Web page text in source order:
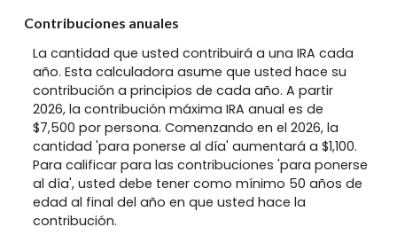
Contribuciones anuales
La cantidad que usted contribuirá a una IRA cada
año. Esta calculadora asume que usted hace su
contribución a principios de cada año. A partir
2026, la contribución máxima IRA anual es de
$7,500 por persona. Comenzando en el 2026, la
cantidad 'para ponerse al día' aumentará a $1,100.
Para calificar para las contribuciones 'para ponerse
al día', usted debe tener como mínimo 50 años de
edad al final del año en que usted hace la
contribución.